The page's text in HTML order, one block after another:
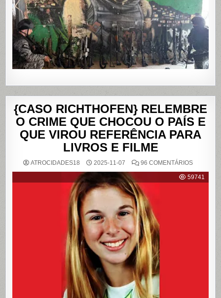
PENHA,
NO
RIO
{CASO RICHTHOFEN} RELEMBRE
O CRIME QUE CHOCOU O PAÍS E
QUE VIROU REFERÊNCIA PARA
LIVROS E FILME
ATROCIDADES18 2025-11-07 96 COMENTÁRIOSEM
59741